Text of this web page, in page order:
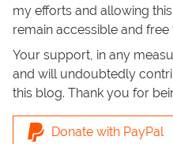
my efforts and allowing
remain accessible and free
Your support, in any
and will undoubtedly
this blog. Thank you for
Donate with PayPal